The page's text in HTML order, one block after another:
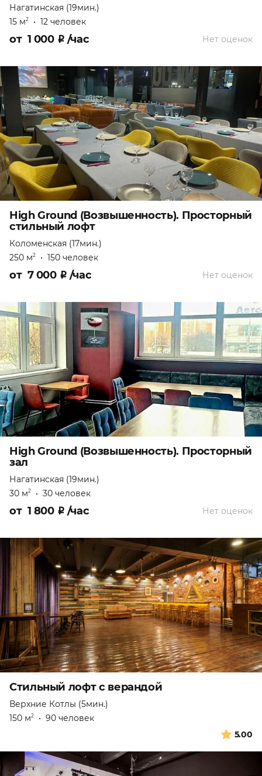
Нагатинская (19мин.)
15 м2 • 12 человек
Нет оценок
от 1 000 ₽ /час
High Ground (Возвышенность). Просторный
стильный лофт
Коломенская (17мин.)
250 м2 • 150 человек
Нет оценок
от 7 000 ₽ /час
High Ground (Возвышенность). Просторный
зал
Нагатинская (19мин.)
30 м2 • 30 человек
Нет оценок
от 1 800 ₽ /час
Стильный лофт с верандой
Верхние Котлы (5мин.)
150 м2 • 90 человек
5.00